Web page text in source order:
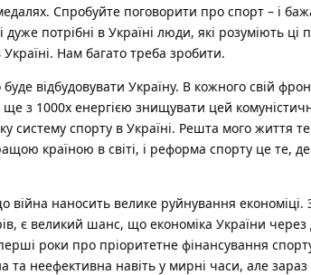
Спробуйте поговорити про спорт – і
потрібні в Україні люди, які розуміють ці
Нам багато треба зробити.
відбудовувати Україну. В кожного свій
ще з 1000х енергією знищувати цей
систему спорту в Україні. Решта мого життя
країною в світі, і реформа спорту це те,
наносить велике руйнування економіці.
є великий шанс, що економіка України через
роки про пріоритетне фінансування
та неефективна навіть у мирні часи, але